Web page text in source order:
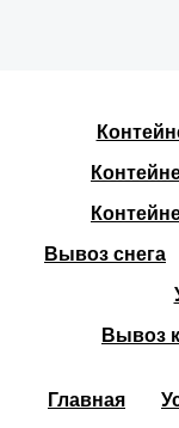
Вывоз снега
Вывоз
Главная